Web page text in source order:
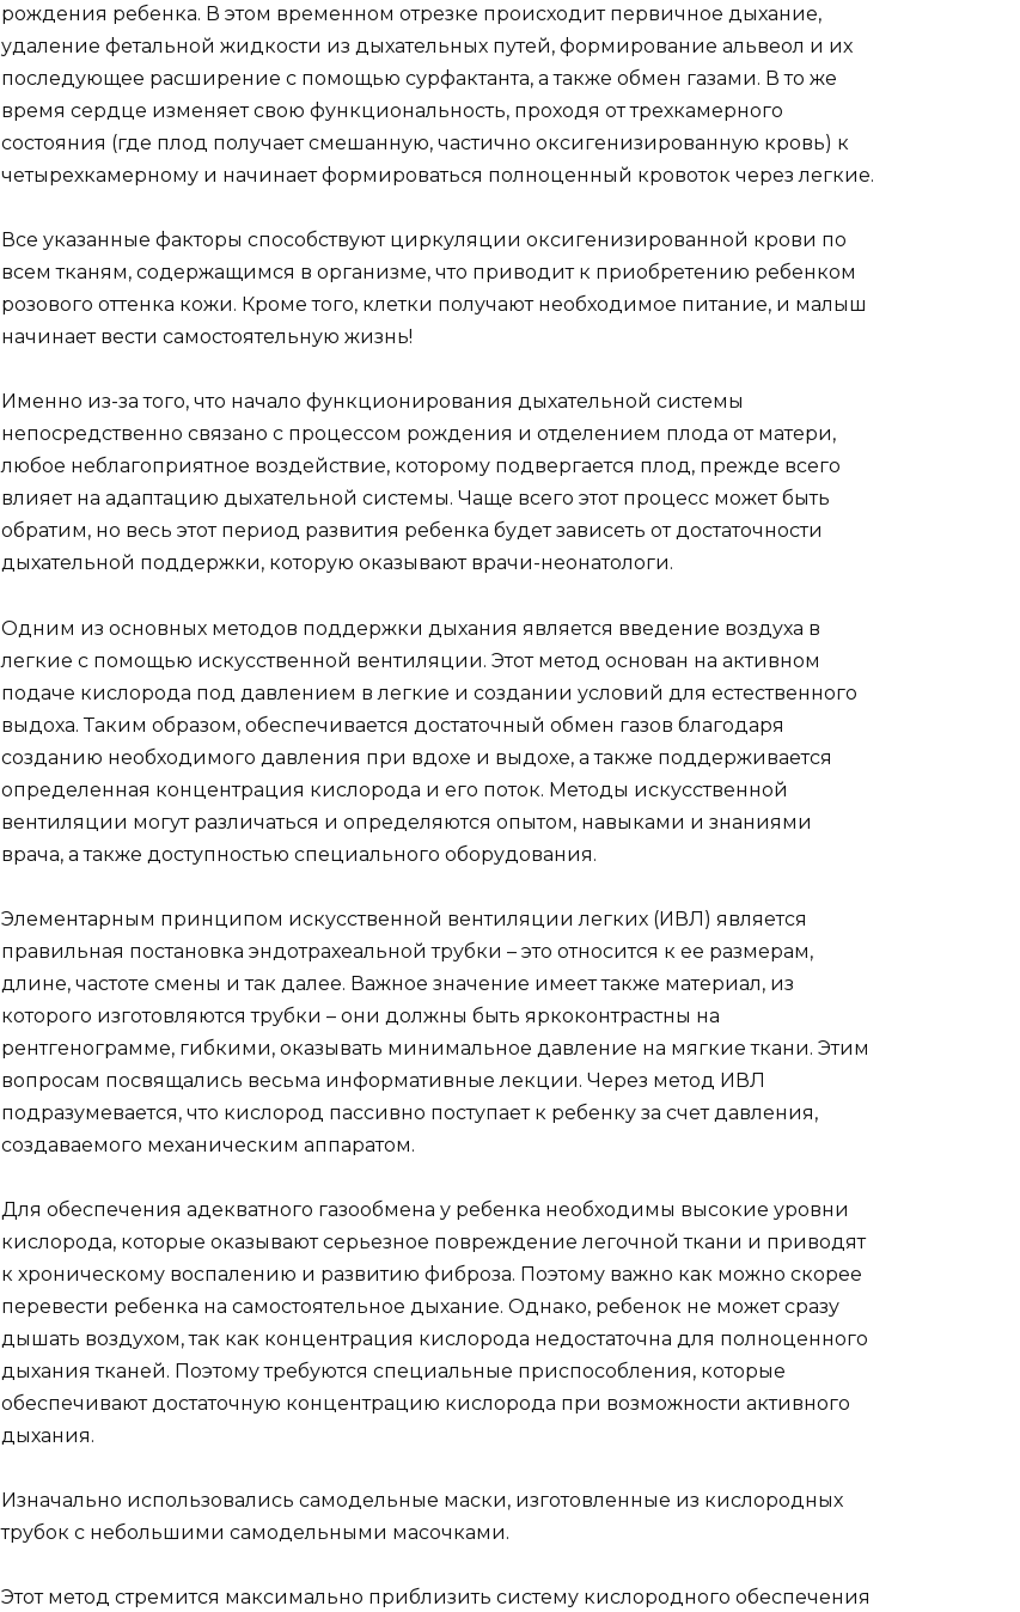
рождения ребенка. В этом временном отрезке происходит первичное дыхание,
удаление фетальной жидкости из дыхательных путей, формирование альвеол и их
последующее расширение с помощью сурфактанта, а также обмен газами. В то же
время сердце изменяет свою функциональность, проходя от трехкамерного
состояния (где плод получает смешанную, частично оксигенизированную кровь) к
четырехкамерному и начинает формироваться полноценный кровоток через легкие.
Все указанные факторы способствуют циркуляции оксигенизированной крови по
всем тканям, содержащимся в организме, что приводит к приобретению ребенком
розового оттенка кожи. Кроме того, клетки получают необходимое питание, и малыш
начинает вести самостоятельную жизнь!
Именно из-за того, что начало функционирования дыхательной системы
непосредственно связано с процессом рождения и отделением плода от матери,
любое неблагоприятное воздействие, которому подвергается плод, прежде всего
влияет на адаптацию дыхательной системы. Чаще всего этот процесс может быть
обратим, но весь этот период развития ребенка будет зависеть от достаточности
дыхательной поддержки, которую оказывают врачи-неонатологи.
Одним из основных методов поддержки дыхания является введение воздуха в
легкие с помощью искусственной вентиляции. Этот метод основан на активном
подаче кислорода под давлением в легкие и создании условий для естественного
выдоха. Таким образом, обеспечивается достаточный обмен газов благодаря
созданию необходимого давления при вдохе и выдохе, а также поддерживается
определенная концентрация кислорода и его поток. Методы искусственной
вентиляции могут различаться и определяются опытом, навыками и знаниями
врача, а также доступностью специального оборудования.
Элементарным принципом искусственной вентиляции легких (ИВЛ) является
правильная постановка эндотрахеальной трубки – это относится к ее размерам,
длине, частоте смены и так далее. Важное значение имеет также материал, из
которого изготовляются трубки – они должны быть яркоконтрастны на
рентгенограмме, гибкими, оказывать минимальное давление на мягкие ткани. Этим
вопросам посвящались весьма информативные лекции. Через метод ИВЛ
подразумевается, что кислород пассивно поступает к ребенку за счет давления,
создаваемого механическим аппаратом.
Для обеспечения адекватного газообмена у ребенка необходимы высокие уровни
кислорода, которые оказывают серьезное повреждение легочной ткани и приводят
к хроническому воспалению и развитию фиброза. Поэтому важно как можно скорее
перевести ребенка на самостоятельное дыхание. Однако, ребенок не может сразу
дышать воздухом, так как концентрация кислорода недостаточна для полноценного
дыхания тканей. Поэтому требуются специальные приспособления, которые
обеспечивают достаточную концентрацию кислорода при возможности активного
дыхания.
Изначально использовались самодельные маски, изготовленные из кислородных
трубок с небольшими самодельными масочками.
Этот метод стремится максимально приблизить систему кислородного обеспечения